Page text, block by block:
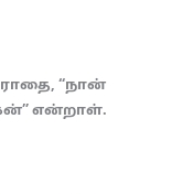
“நான்
என்றாள்.